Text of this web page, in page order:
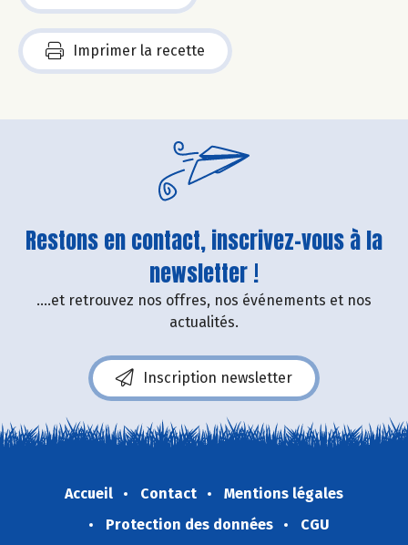
Imprimer la recette
Restons en contact, inscrivez-vous à la
newsletter !
....et retrouvez nos offres, nos événements et nos
actualités.
Inscription newsletter
Accueil Contact
Mentions légales
Protection des données
CGU